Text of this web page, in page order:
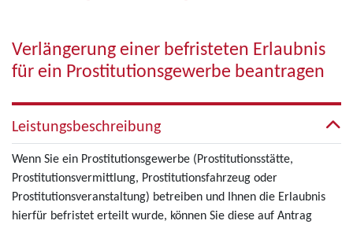
Verlängerung einer befristeten Erlaubnis
für ein Prostitutionsgewerbe beantragen
Leistungsbeschreibung
Wenn Sie ein Prostitutionsgewerbe (Prostitutionsstätte,
Prostitutionsvermittlung, Prostitutionsfahrzeug oder
Prostitutionsveranstaltung) betreiben und Ihnen die Erlaubnis
hierfür befristet erteilt wurde, können Sie diese auf Antrag